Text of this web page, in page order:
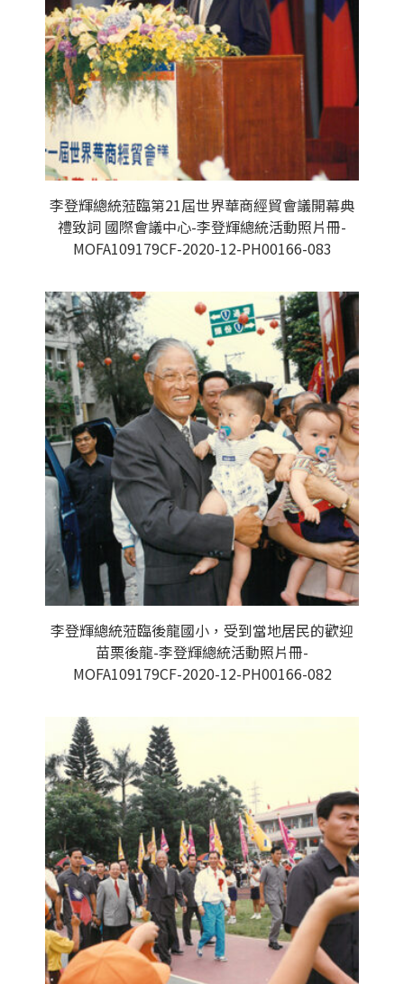
李登輝總統蒞臨第21屆世界華商經貿會議開幕典
禮致詞 國際會議中心-李登輝總統活動照片冊-
MOFA109179CF-2020-12-PH00166-083
李登輝總統蒞臨後龍國小，受到當地居民的歡迎
苗栗後龍-李登輝總統活動照片冊-
MOFA109179CF-2020-12-PH00166-082